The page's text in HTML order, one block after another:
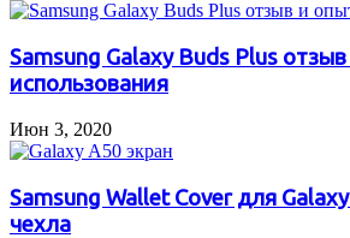
Samsung Galaxy Buds Plus
использования
Июн 3, 2020
Samsung Wallet Cover для
чехла